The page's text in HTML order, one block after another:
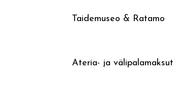
Taidemuseo & Ratamo
Ateria- ja välipalamaksut